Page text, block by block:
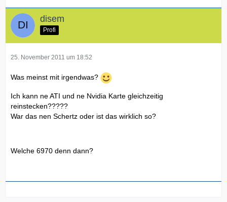
disem
Profi
25. November 2011 um 18:52
Was meinst mit irgendwas?
Ich kann ne ATI und ne Nvidia Karte gleichzeitig
reinstecken?????
War das nen Schertz oder ist das wirklich so?
Welche 6970 denn dann?